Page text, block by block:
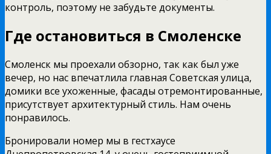
контроль, поэтому не забудьте документы.
Где остановиться в Смоленске
Смоленск мы проехали обзорно, так как был уже
вечер, но нас впечатлила главная Советская улица,
домики все ухоженные, фасады отремонтированные,
присутствует архитектурный стиль. Нам очень
понравилось.
Бронировали номер мы в гестхаусе